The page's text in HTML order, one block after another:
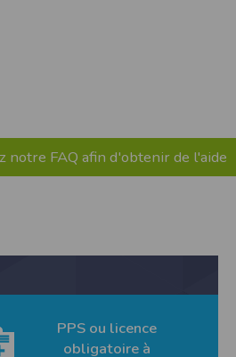
notre FAQ afin d'obtenir de l'aide
PPS ou licence
obligatoire à
retenir
de
données
localisation